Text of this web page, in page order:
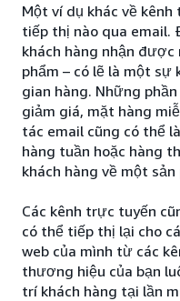
Một ví dụ khác về
tiếp thị nào qua email.
khách hàng nhận được
phẩm – có lẽ là một sự
gian hàng. Những
giảm giá, mặt hàng
tác email cũng có thể
hàng tuần hoặc hàng
khách hàng về một
Các kênh trực tuyến
có thể tiếp thị lại cho
web của mình từ các
thương hiệu của bạn
trí khách hàng tại lần